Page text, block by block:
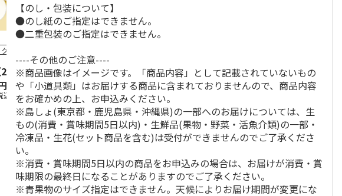
ポムポム
ッション
ーション３
2）
)
ハローキティ スキ
ト
5.0（4）
2,670円
(送料・税込)
〈ソロソロ〉パーフ
4.8（16）
9,800円
(送料・税込)
5.0（1）
5,280円
4,290円
【のし・包装について】
●のし紙のご指定はできません。
●二重包装のご指定はできません。
----その他のご注意----
※商品画像はイメージです。「商品内容」として記載されていないもの
や「小道具類」はお届けする商品に含まれておりませんので、商品内容
をお確かめの上、お申込みください。
※島しょ(東京都・鹿児島県・沖縄県)の一部へのお届けについては、生
もの(消費・賞味期間5日以内)・生鮮品(果物・野菜・活魚介類)の一部・
冷凍品・生花(セット商品を含む)は受付ができませんのでご了承くださ
い。
※消費・賞味期間5日以内の商品をお申込みの場合は、お届けが消費・賞
味期限の最終日になることがありますのでご了承ください。
※青果物のサイズ指定はできません。天候によりお届け期間が変更にな